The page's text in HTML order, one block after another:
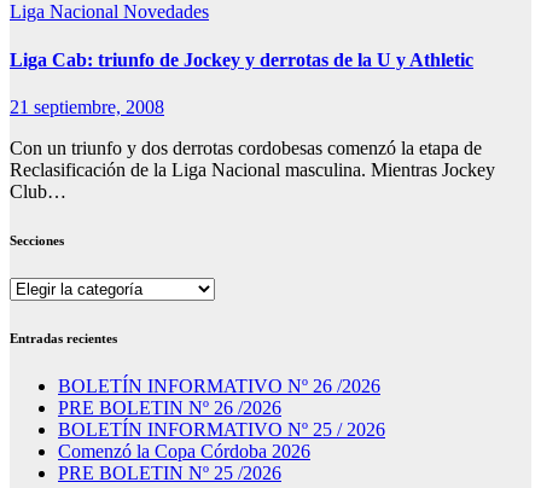
Liga Nacional Novedades
Liga Cab: triunfo de Jockey y derrotas de la U y Athletic
21 septiembre, 2008
Con un triunfo y dos derrotas cordobesas comenzó la etapa de
Reclasificación de la Liga Nacional masculina. Mientras Jockey
Club…
Secciones
Secciones
Entradas recientes
BOLETÍN INFORMATIVO Nº 26 /2026
PRE BOLETIN Nº 26 /2026
BOLETÍN INFORMATIVO Nº 25 / 2026
Comenzó la Copa Córdoba 2026
PRE BOLETIN Nº 25 /2026